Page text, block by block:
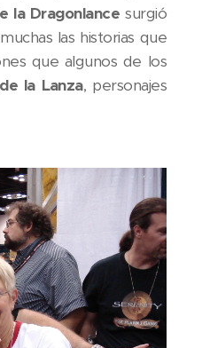
la Dragonlancesurgió
las historias que
que algunos de los
la Lanza, personajes